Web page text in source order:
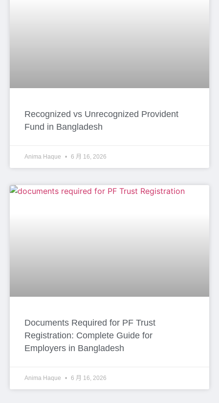
Recognized vs Unrecognized Provident
Fund in Bangladesh
Anima Haque 6 月 16, 2026
Documents Required for PF Trust
Registration: Complete Guide for
Employers in Bangladesh
Anima Haque 6 月 16, 2026